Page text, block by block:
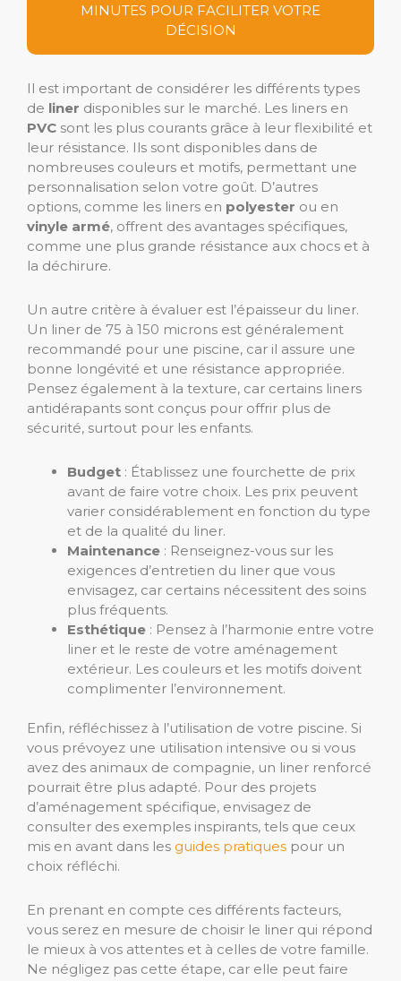
MINUTES POUR FACILITER VOTRE
DÉCISION
Il est important de considérer les différents types
de liner disponibles sur le marché. Les liners en
PVC sont les plus courants grâce à leur flexibilité et
leur résistance. Ils sont disponibles dans de
nombreuses couleurs et motifs, permettant une
personnalisation selon votre goût. D’autres
options, comme les liners en polyester ou en
vinyle armé, offrent des avantages spécifiques,
comme une plus grande résistance aux chocs et à
la déchirure.
Un autre critère à évaluer est l’épaisseur du liner.
Un liner de 75 à 150 microns est généralement
recommandé pour une piscine, car il assure une
bonne longévité et une résistance appropriée.
Pensez également à la texture, car certains liners
antidérapants sont conçus pour offrir plus de
sécurité, surtout pour les enfants.
Budget : Établissez une fourchette de prix
avant de faire votre choix. Les prix peuvent
varier considérablement en fonction du type
et de la qualité du liner.
Maintenance : Renseignez-vous sur les
exigences d’entretien du liner que vous
envisagez, car certains nécessitent des soins
plus fréquents.
Esthétique : Pensez à l’harmonie entre votre
liner et le reste de votre aménagement
extérieur. Les couleurs et les motifs doivent
complimenter l’environnement.
Enfin, réfléchissez à l’utilisation de votre piscine. Si
vous prévoyez une utilisation intensive ou si vous
avez des animaux de compagnie, un liner renforcé
pourrait être plus adapté. Pour des projets
d’aménagement spécifique, envisagez de
consulter des exemples inspirants, tels que ceux
mis en avant dans les guides pratiques pour un
choix réfléchi.
En prenant en compte ces différents facteurs,
vous serez en mesure de choisir le liner qui répond
le mieux à vos attentes et à celles de votre famille.
Ne négligez pas cette étape, car elle peut faire